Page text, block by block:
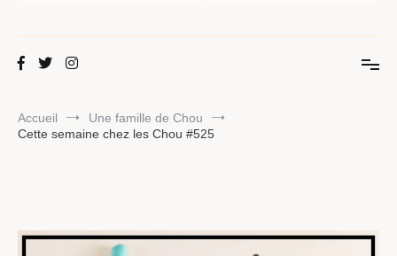
Maman Chou
Accueil
Une famille de Chou
Cette semaine chez les Chou #525